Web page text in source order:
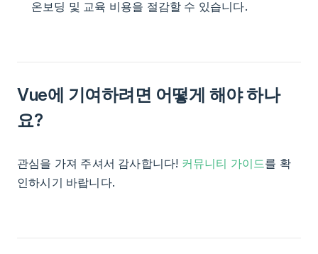
온보딩 및 교육 비용을 절감할 수 있습니다.
Vue에 기여하려면 어떻게 해야 하나
요?
관심을 가져 주셔서 감사합니다! 커뮤니티 가이드를 확
인하시기 바랍니다.